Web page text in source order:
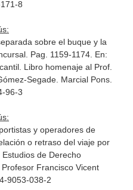
8
sobre el buque y la
Pag. 1159-1174. En:
Libro homenaje al Prof.
Segade. Marcial Pons.
96-3
y operadores de
o retraso del viaje por
Estudios de Derecho
Francisco Vicent
9053-038-2